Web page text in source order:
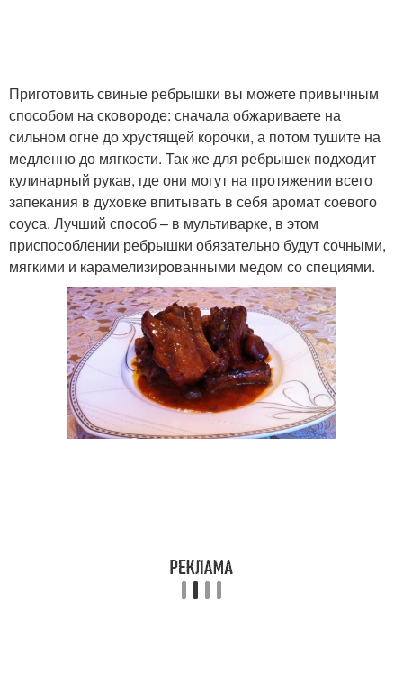
Приготовить свиные ребрышки вы можете привычным
способом на сковороде: сначала обжариваете на
сильном огне до хрустящей корочки, а потом тушите на
медленно до мягкости. Так же для ребрышек подходит
кулинарный рукав, где они могут на протяжении всего
запекания в духовке впитывать в себя аромат соевого
соуса. Лучший способ – в мультиварке, в этом
приспособлении ребрышки обязательно будут сочными,
мягкими и карамелизированными медом со специями.